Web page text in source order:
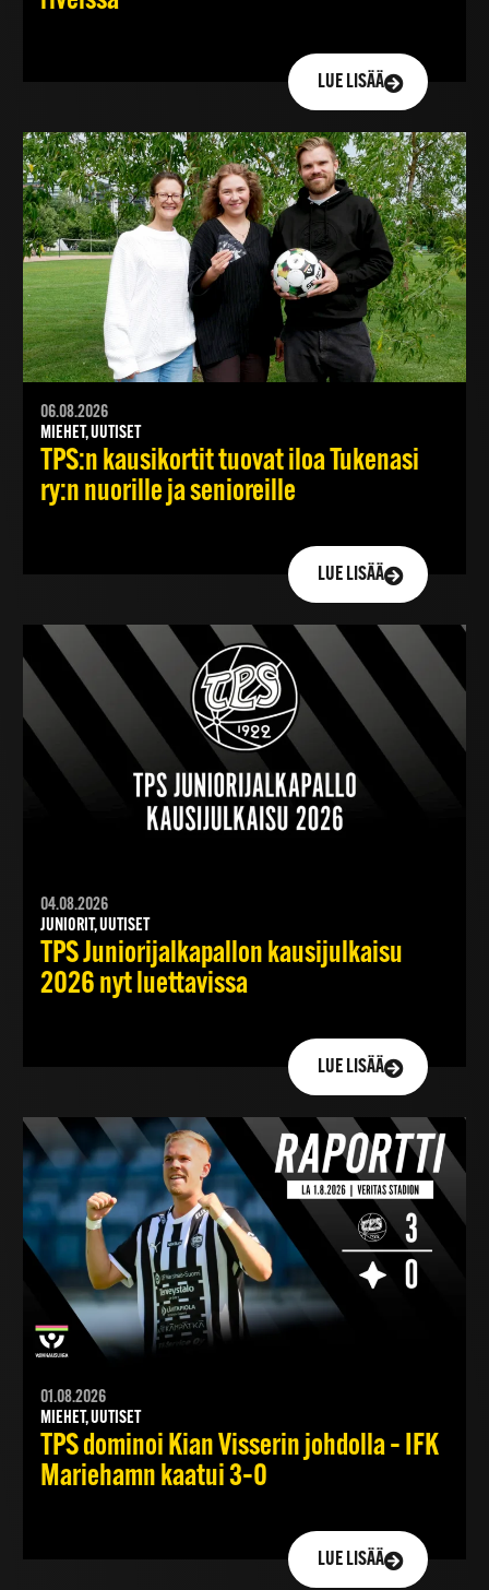
LUE LISÄÄ
06.08.2026
MIEHET, UUTISET
TPS:n kausikortit tuovat iloa Tukenasi
ry:n nuorille ja senioreille
LUE LISÄÄ
04.08.2026
JUNIORIT, UUTISET
TPS Juniorijalkapallon kausijulkaisu
2026 nyt luettavissa
LUE LISÄÄ
01.08.2026
MIEHET, UUTISET
TPS dominoi Kian Visserin johdolla – IFK
Mariehamn kaatui 3–0
LUE LISÄÄ